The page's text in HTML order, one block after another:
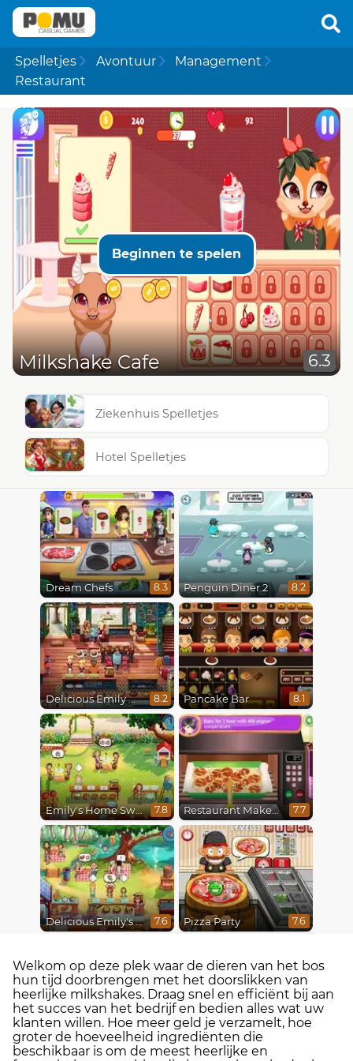
Spelletjes Avontuur
Management
Restaurant
Beginnen te spelen
Milkshake Cafe 6.3
Ziekenhuis Spelletjes
Hotel Spelletjes
Dream Chefs 8.3 Penguin Diner 2 8.2
Delicious Emily New Beginning 8.2 Pancake Bar 8.1
Emily's Home Sweet Home 7.8 Restaurant Makeover 7.7
Delicious Emily's Hopes And Fears 7.6 Pizza Party 7.6
Welkom op deze plek waar de dieren van het bos
hun tijd doorbrengen met het doorslikken van
heerlijke milkshakes. Draag snel en efficiënt bij aan
het succes van het bedrijf en bedien alles wat uw
klanten willen. Hoe meer geld je verzamelt, hoe
groter de hoeveelheid ingrediënten die
beschikbaar is om de meest heerlijke en